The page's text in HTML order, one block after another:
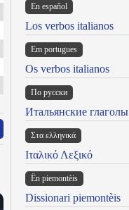
En español
Los verbos italianos
Em portugues
Os verbos italianos
По русски
Итальянские глаголы
Στα ελληνικά
Ιταλικό Λεξικό
Ën piemontèis
Dissionari piemontèis